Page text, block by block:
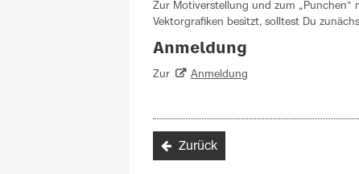
Zur Motiverstellung und zum „Punchen“
Vektorgrafiken besitzt, solltest Du
Anmeldung
Zur Anmeldung
Zurück